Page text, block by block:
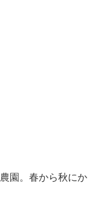
園。春から秋にか